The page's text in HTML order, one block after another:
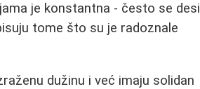
je konstantna - često se desi
tome što su je radoznale
dužinu i već imaju solidan